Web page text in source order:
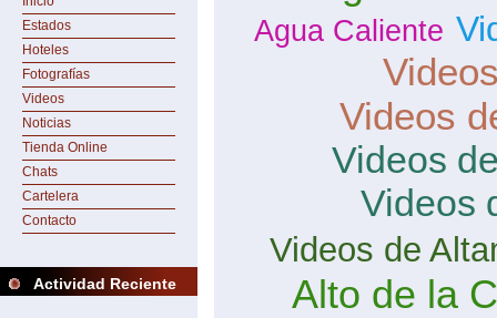
Estados
Hoteles
Fotografías
Videos
Noticias
Tienda Online
Chats
Cartelera
Contacto
Actividad Reciente
Agua Caliente
Videos
Videos
Videos
Videos de
Alto de la